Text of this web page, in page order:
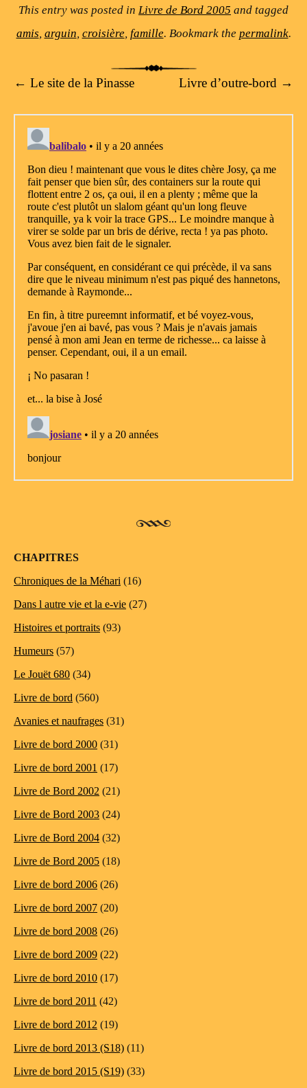
This entry was posted in Livre de Bord 2005 and tagged
amis arguin croisière, famille. Bookmark the permalink.
Post navigation
← Le site de la Pinasse Livre d’outre-bord →
CHAPITRES
Chroniques de la Méhari (16)
Dans l autre vie et la e-vie (27)
Histoires et portraits (93)
Humeurs (57)
Le Jouët 680 (34)
Livre de bord (560)
Avanies et naufrages (31)
Livre de bord 2000 (31)
Livre de bord 2001 (17)
Livre de Bord 2002 (21)
Livre de Bord 2003 (24)
Livre de Bord 2004 (32)
Livre de Bord 2005 (18)
Livre de bord 2006 (26)
Livre de bord 2007 (20)
Livre de bord 2008 (26)
Livre de bord 2009 (22)
Livre de bord 2010 (17)
Livre de bord 2011 (42)
Livre de bord 2012 (19)
Livre de bord 2013 (S18) (11)
Livre de bord 2015 (S19) (33)